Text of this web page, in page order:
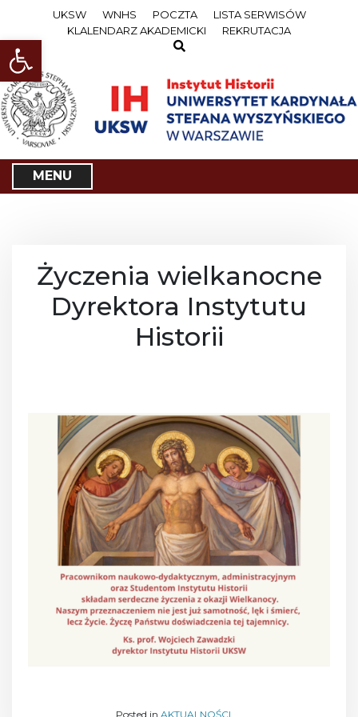
Open toolbar
i
o
c
o
t
UKSW WNHS POCZTA
LISTA SERWISÓW
KLALENDARZ AKADEMICKI
REKRUTACJA
MENU
Życzenia wielkanocne
Dyrektora Instytutu
Historii
Posted in AKTUALNOŚCI